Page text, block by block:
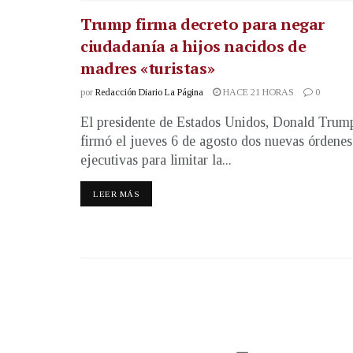
Trump firma decreto para negar
ciudadanía a hijos nacidos de
madres «turistas»
por Redacción Diario La Página HACE 21 HORAS 0
El presidente de Estados Unidos, Donald
firmó el jueves 6 de agosto dos nuevas órdenes
ejecutivas para limitar la...
LEER MÁS